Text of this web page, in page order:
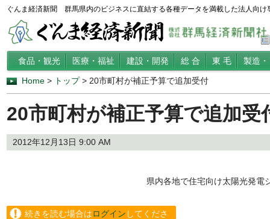
ぐんま経済新聞 群馬県内のビジネスに直結する各種データを満載した法人向け
食品・観光 医療・福祉 建設・開発 総 合 東 毛 製造
Home > トップ> 20市町村が補正予算で追加受付
20市町村が補正予算で追加受
2012年12月13日 9:00 AM
県内各地で住宅向け太陽光発電
続きを読む場合はログイン してくださ